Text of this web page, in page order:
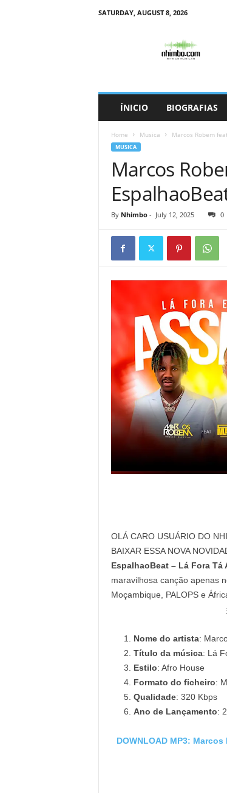
SATURDAY, AUGUST 8, 2026
ÍNICIO BIOGRAFIAS
Home Musica Marcos Robem
MUSICA
Marcos
By Nhimbo- July 12, 2025 0
OLÁ CARO USUÁRIO DO
BAIXAR ESSA NOVA
EspalhaoBeat – Lá Fora Tá
maravilhosa canção apenas
Moçambique, PALOPS e
Nome do artista:
Título da música: Lá
Estilo: Afro House
Formato do ficheiro:
Qualidade: 320 Kbps
Ano de Lançamento:
DOWNLOAD MP3: